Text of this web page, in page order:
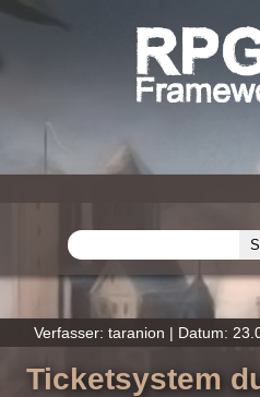
Verfasser: taranion | Datum:
Ticketsystem